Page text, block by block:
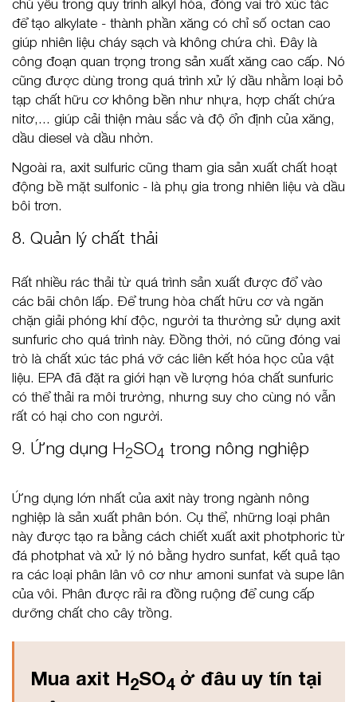
chủ yếu trong quy trình alkyl hóa, đóng vai trò xúc tác
để tạo alkylate - thành phần xăng có chỉ số octan cao
giúp nhiên liệu cháy sạch và không chứa chì. Đây là
công đoạn quan trọng trong sản xuất xăng cao cấp. Nó
cũng được dùng trong quá trình xử lý dầu nhằm loại bỏ
tạp chất hữu cơ không bền như nhựa, hợp chất chứa
nitơ,... giúp cải thiện màu sắc và độ ổn định của xăng,
dầu diesel và dầu nhờn.
Ngoài ra, axit sulfuric cũng tham gia sản xuất chất hoạt
động bề mặt sulfonic - là phụ gia trong nhiên liệu và dầu
bôi trơn.
8. Quản lý chất thải
Rất nhiều rác thải từ quá trình sản xuất được đổ vào
các bãi chôn lấp. Để trung hòa chất hữu cơ và ngăn
chặn giải phóng khí độc, người ta thường sử dụng axit
sunfuric cho quá trình này. Đồng thời, nó cũng đóng vai
trò là chất xúc tác phá vỡ các liên kết hóa học của vật
liệu. EPA đã đặt ra giới hạn về lượng hóa chất sunfuric
có thể thải ra môi trường, nhưng suy cho cùng nó vẫn
rất có hại cho con người.
9. Ứng dụng H2SO4 trong nông nghiệp
Ứng dụng lớn nhất của axit này trong ngành nông
nghiệp là sản xuất phân bón. Cụ thể, những loại phân
này được tạo ra bằng cách chiết xuất axit photphoric từ
đá photphat và xử lý nó bằng hydro sunfat, kết quả tạo
ra các loại phân lân vô cơ như amoni sunfat và supe lân
của vôi. Phân được rải ra đồng ruộng để cung cấp
dưỡng chất cho cây trồng.
Mua axit H2SO4 ở đâu uy tín tại